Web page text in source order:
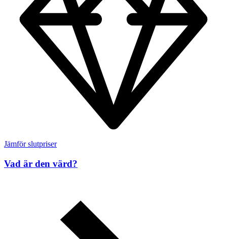
Jämför slutpriser
Vad är den värd?